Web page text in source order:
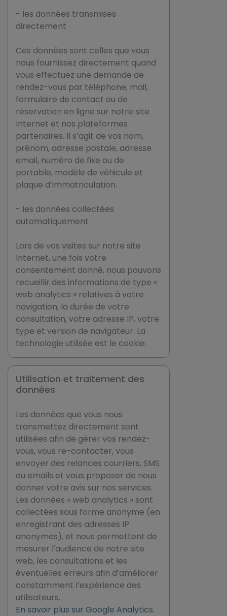
- les données transmises
directement
Ces données sont celles que vous
nous fournissez directement quand
vous effectuez une demande de
rendez-vous par téléphone, mail,
formulaire de contact ou de
réservation en ligne sur notre site
Internet et nos plateformes
partenaires. Il s’agit de vos nom,
prénom, adresse postale, adresse
email, numéro de fixe ou de
portable, modèle de véhicule et
plaque d’immatriculation.
- les données collectées
automatiquement
Lors de vos visites sur notre site
Internet, une fois votre
consentement donné, nous pouvons
recueillir des informations de type «
web analytics » relatives à votre
navigation, la durée de votre
consultation, votre adresse IP, votre
type et version de navigateur. La
technologie utilisée est le cookie.
Utilisation et traitement des
données
Les données que vous nous
transmettez directement sont
utilisées afin de gérer vos rendez-
vous, vous re-contacter, vous
envoyer des relances courriers, SMS
ou emails et vous proposer de nous
donner votre avis sur nos services.
Les données « web analytics » sont
collectées sous forme anonyme (en
enregistrant des adresses IP
anonymes), et nous permettent de
mesurer l'audience de notre site
web, les consultations et les
éventuelles erreurs afin d’améliorer
constamment l’expérience des
utilisateurs.
En savoir plus sur Google Analytics.